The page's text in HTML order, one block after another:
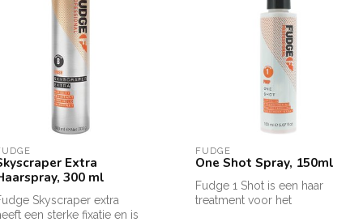
Extra
300 ml
Skyscraper extra
een sterke fixatie en is
FUDGE
One Shot Spray, 150ml
Fudge 1 Shot is een haar
treatment voor het